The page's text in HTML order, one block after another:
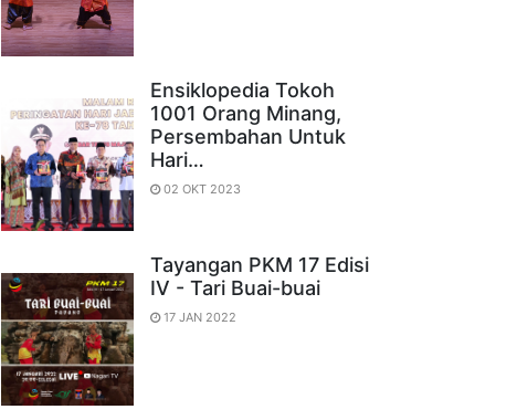
Ensiklopedia Tokoh
1001 Orang Minang,
Persembahan Untuk
Hari…
02 OKT 2023
Tayangan PKM 17 Edisi
IV - Tari Buai-buai
17 JAN 2022